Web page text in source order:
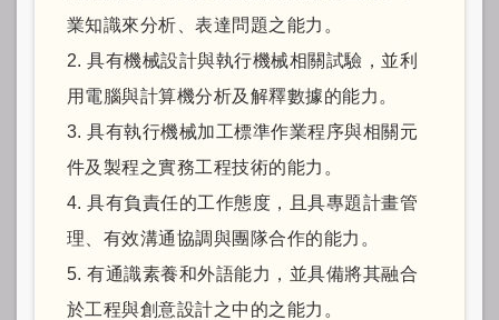
業知識來分析、表達問題之能力。
2. 具有機械設計與執行機械相關試驗，並利
用電腦與計算機分析及解釋數據的能力。
3. 具有執行機械加工標準作業程序與相關元
件及製程之實務工程技術的能力。
4. 具有負責任的工作態度，且具專題計畫管
理、有效溝通協調與團隊合作的能力。
5. 有通識素養和外語能力，並具備將其融合
於工程與創意設計之中的之能力。